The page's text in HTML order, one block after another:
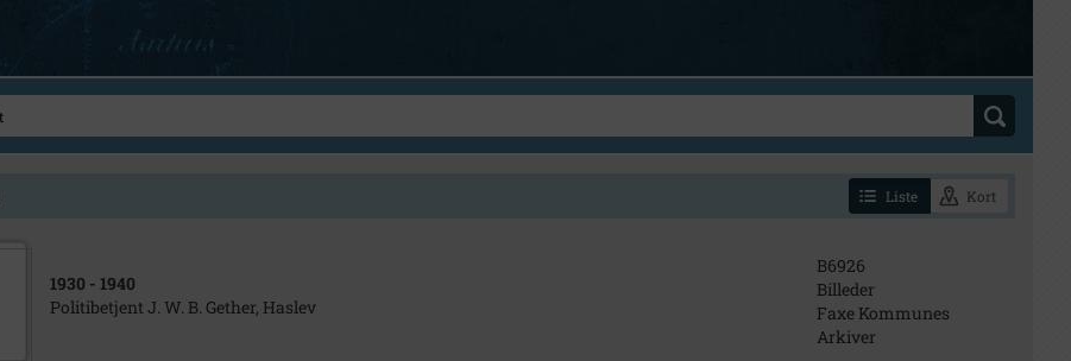
Liste Kort
1930 - 1940
Politibetjent J. W. B. Gether, Haslev
B6926
Billeder
Faxe Kommunes
Arkiver